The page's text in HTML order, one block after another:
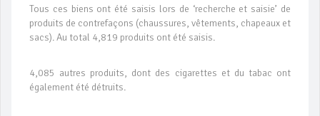
Tous ces biens ont été saisis lors de ‘recherche et saisie’ de
produits de contrefaçons (chaussures, vêtements, chapeaux et
sacs). Au total 4,819 produits ont été saisis.
4,085 autres produits, dont des cigarettes et du tabac ont
également été détruits.